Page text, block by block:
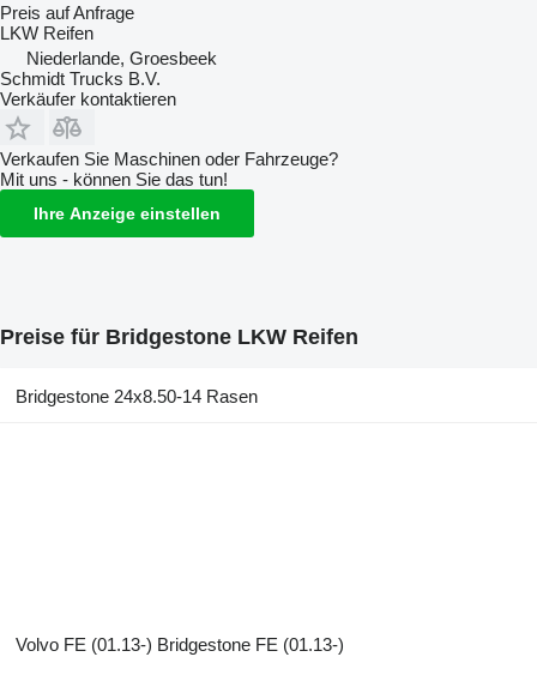
Preis auf Anfrage
LKW Reifen
Niederlande, Groesbeek
Schmidt Trucks B.V.
Verkäufer kontaktieren
Verkaufen Sie Maschinen oder Fahrzeuge?
Mit uns - können Sie das tun!
Ihre Anzeige einstellen
Preise für Bridgestone LKW Reifen
Bridgestone 24x8.50-14 Rasen
Volvo FE (01.13-) Bridgestone FE (01.13-)